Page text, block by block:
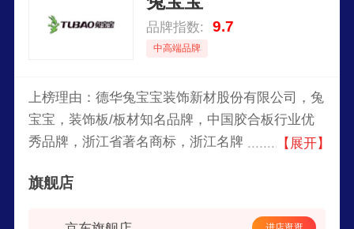
品牌指数: 9.7
中高端品牌
上榜理由：德华兔宝宝装饰新材股份有限公司，兔
宝宝，装饰板/板材知名品牌，中国胶合板行业优
秀品牌，浙江省著名商标，浙江名牌，上市公司，
要以全屋定制、衣柜定制、环保板材、整体衣柜等
【展开】
旗舰店